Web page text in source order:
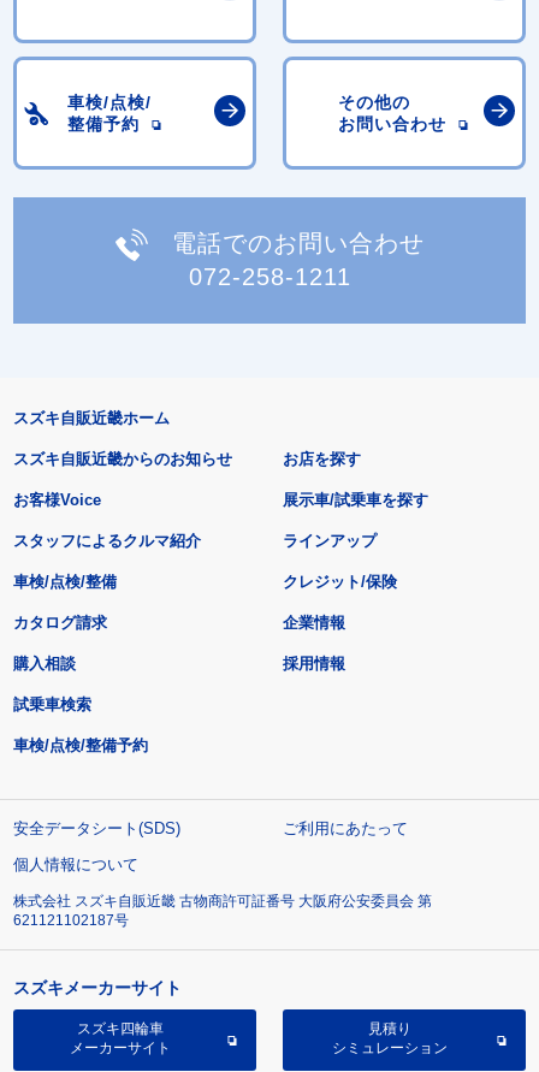
車検/点検/
整備予約
その他の
お問い合わせ
電話でのお問い合わせ
072-258-1211
スズキ自販近畿ホーム
スズキ自販近畿からのお知らせ
お客様Voice
スタッフによるクルマ紹介
お店を探す
展示車/試乗車を探す
ラインアップ
車検/点検/整備 クレジット/保険
カタログ請求
購入相談
試乗車検索
車検/点検/整備予約
企業情報
採用情報
安全データシート(SDS)
ご利用にあたって
個人情報について
株式会社 スズキ自販近畿 古物商許可証番号 大阪府公安委員会 第
621121102187号
スズキメーカーサイト
スズキ四輪車
メーカーサイト
見積り
シミュレーション